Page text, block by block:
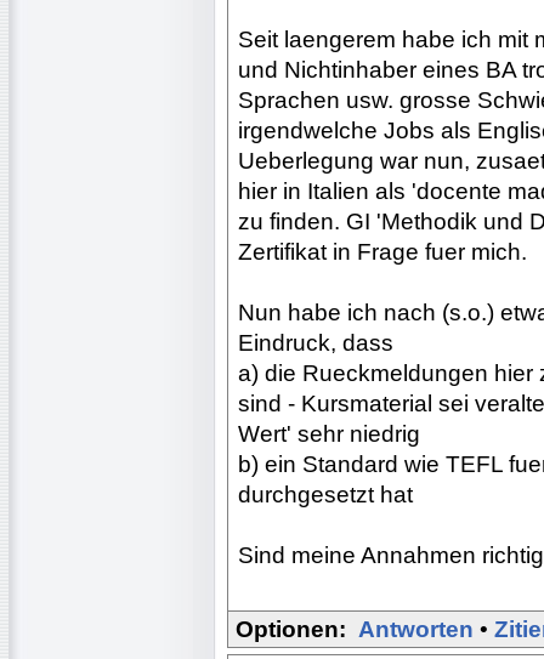
Seit laengerem habe ich mit
und Nichtinhaber eines BA
Sprachen usw. grosse
irgendwelche Jobs als
Ueberlegung war nun,
hier in Italien als 'docente
zu finden. GI 'Methodik und
Zertifikat in Frage fuer mich.
Nun habe ich nach (s.o.)
Eindruck, dass
a) die Rueckmeldungen
sind - Kursmaterial sei
Wert' sehr niedrig
b) ein Standard wie TEFL
durchgesetzt hat
Sind meine Annahmen
Optionen: Antworten •